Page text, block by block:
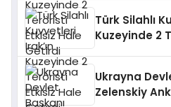
Türk Silahlı
Kuzeyinde 2
Ukrayna
Zelenskiy